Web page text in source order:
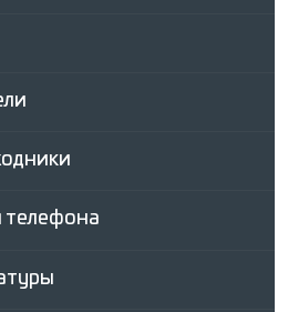
телефона